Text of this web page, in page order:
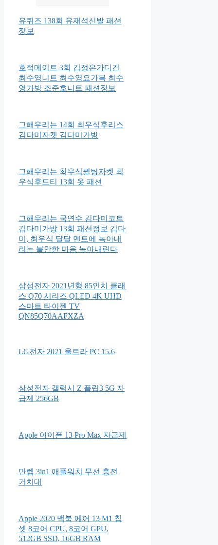
유퀴즈 138회 유재석신발 패션
정보
호적메이트 3회 김정은가디건
최수영니트 최수영요가복 최수
영가방 조준호니트 패션정보
그해우리는 14회 최우식후리스
김다미자켓 김다미가방
그해우리는 최우식퀼팅자켓 최
우식후드티 13회 옷 패션
그해우리는 국연수 김다미코트
김다미가방 13회 패션정보 김다
미, 최우식 달달 멘트에 녹아내
리는 불안한 마음 녹아내린다
삼성전자 2021년형 85인치 클래
스 Q70 시리즈 QLED 4K UHD
스마트 타이젠 TV
QN85Q70AAFXZA
LG전자 2021 울트라 PC 15.6
삼성전자 갤럭시 Z 플립3 5G 자
급제 256GB
Apple 아이폰 13 Pro Max 자급제
만렙 3in1 애플워치 무선 충전
거치대
Apple 2020 맥북 에어 13 M1 칩
셋 8코어 CPU, 8코어 GPU,
512GB SSD, 16GB RAM